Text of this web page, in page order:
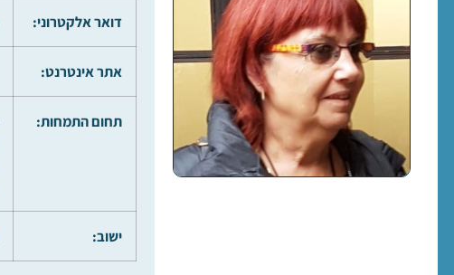
דואר אלקטרוני:
אתר אינטרנט:
תחום התמחות:
ישוב: